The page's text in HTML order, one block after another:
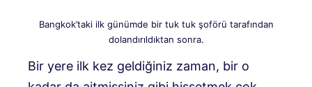
Bangkok’taki ilk günümde bir tuk tuk şoförü tarafından
dolandırıldıktan sonra.
Bir yere ilk kez geldiğiniz zaman, bir o